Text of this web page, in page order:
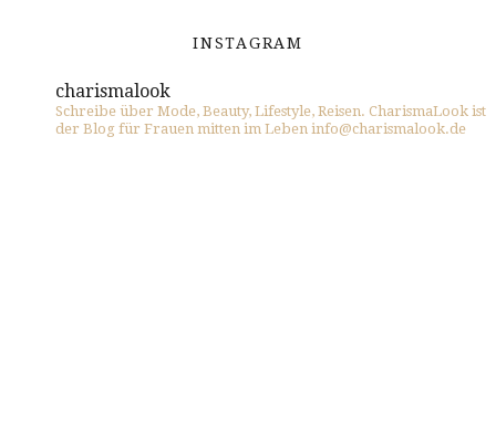
INSTAGRAM
charismalook
Schreibe über Mode, Beauty, Lifestyle, Reisen. CharismaLook ist
der Blog für Frauen mitten im Leben info@charismalook.de